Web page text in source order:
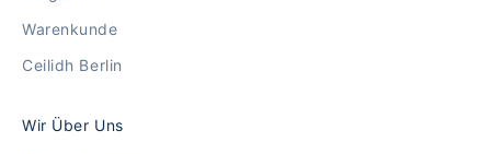
Warenkunde
Ceilidh Berlin
Wir Über Uns